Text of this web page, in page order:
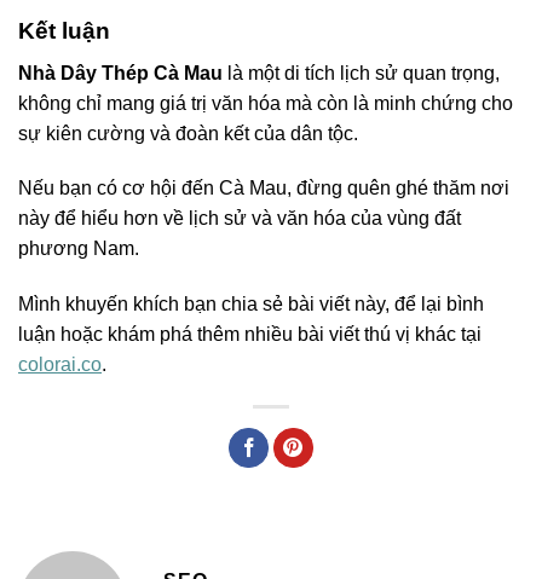
Kết luận
Nhà Dây Thép Cà Mau là một di tích lịch sử quan trọng,
không chỉ mang giá trị văn hóa mà còn là minh chứng cho
sự kiên cường và đoàn kết của dân tộc.
Nếu bạn có cơ hội đến Cà Mau, đừng quên ghé thăm nơi
này để hiểu hơn về lịch sử và văn hóa của vùng đất
phương Nam.
Mình khuyến khích bạn chia sẻ bài viết này, để lại bình
luận hoặc khám phá thêm nhiều bài viết thú vị khác tại
colorai.co.